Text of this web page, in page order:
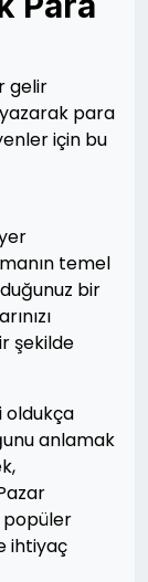
gelir
para
için bu
temel
bir
şekilde
oldukça
anlamak
popüler
ihtiyaç